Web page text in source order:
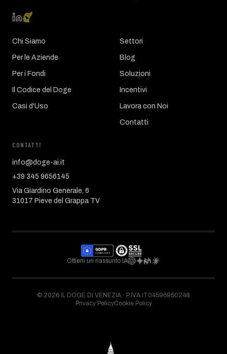
Chi Siamo
Per le Aziende
Per i Fondi
Il Codice del Doge
Casi d'Uso
Settori
Blog
Soluzioni
Incentivi
Lavora con Noi
Contatti
CONTATTI
info@doge-ai.it
+39 345 9656145
Via Giardino Generale, 6
31017 Pieve del Grappa TV
Ottieni un riassunto IA
© 2026 IL DOGE DI VENEZIA · P.IVA IT04596950248
Privacy PolicyCookie Policy